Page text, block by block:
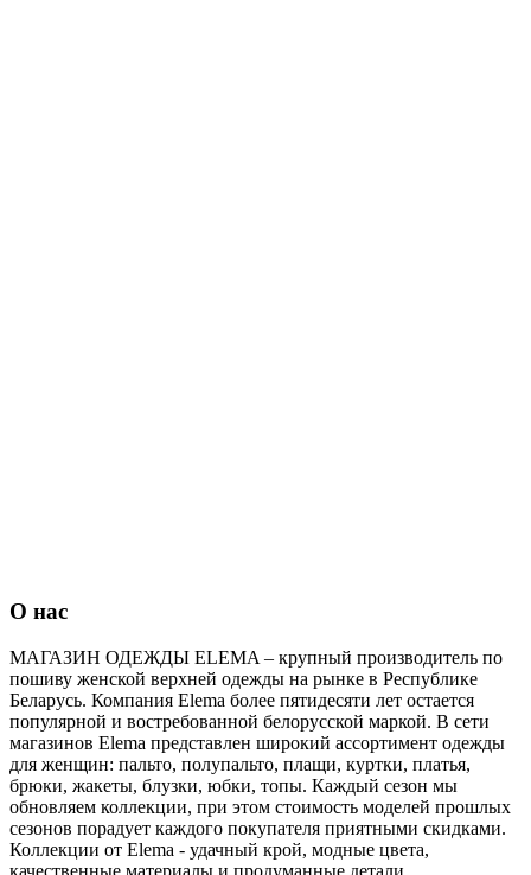
О нас
МАГАЗИН ОДЕЖДЫ ELEMA – крупный производитель по
пошиву женской верхней одежды на рынке в Республике
Беларусь. Компания Elema более пятидесяти лет остается
популярной и востребованной белорусской маркой. В сети
магазинов Elema представлен широкий ассортимент одежды
для женщин: пальто, полупальто, плащи, куртки, платья,
брюки, жакеты, блузки, юбки, топы. Каждый сезон мы
обновляем коллекции, при этом стоимость моделей прошлых
сезонов порадует каждого покупателя приятными скидками.
Коллекции от Elema - удачный крой, модные цвета,
качественные материалы и продуманные детали.